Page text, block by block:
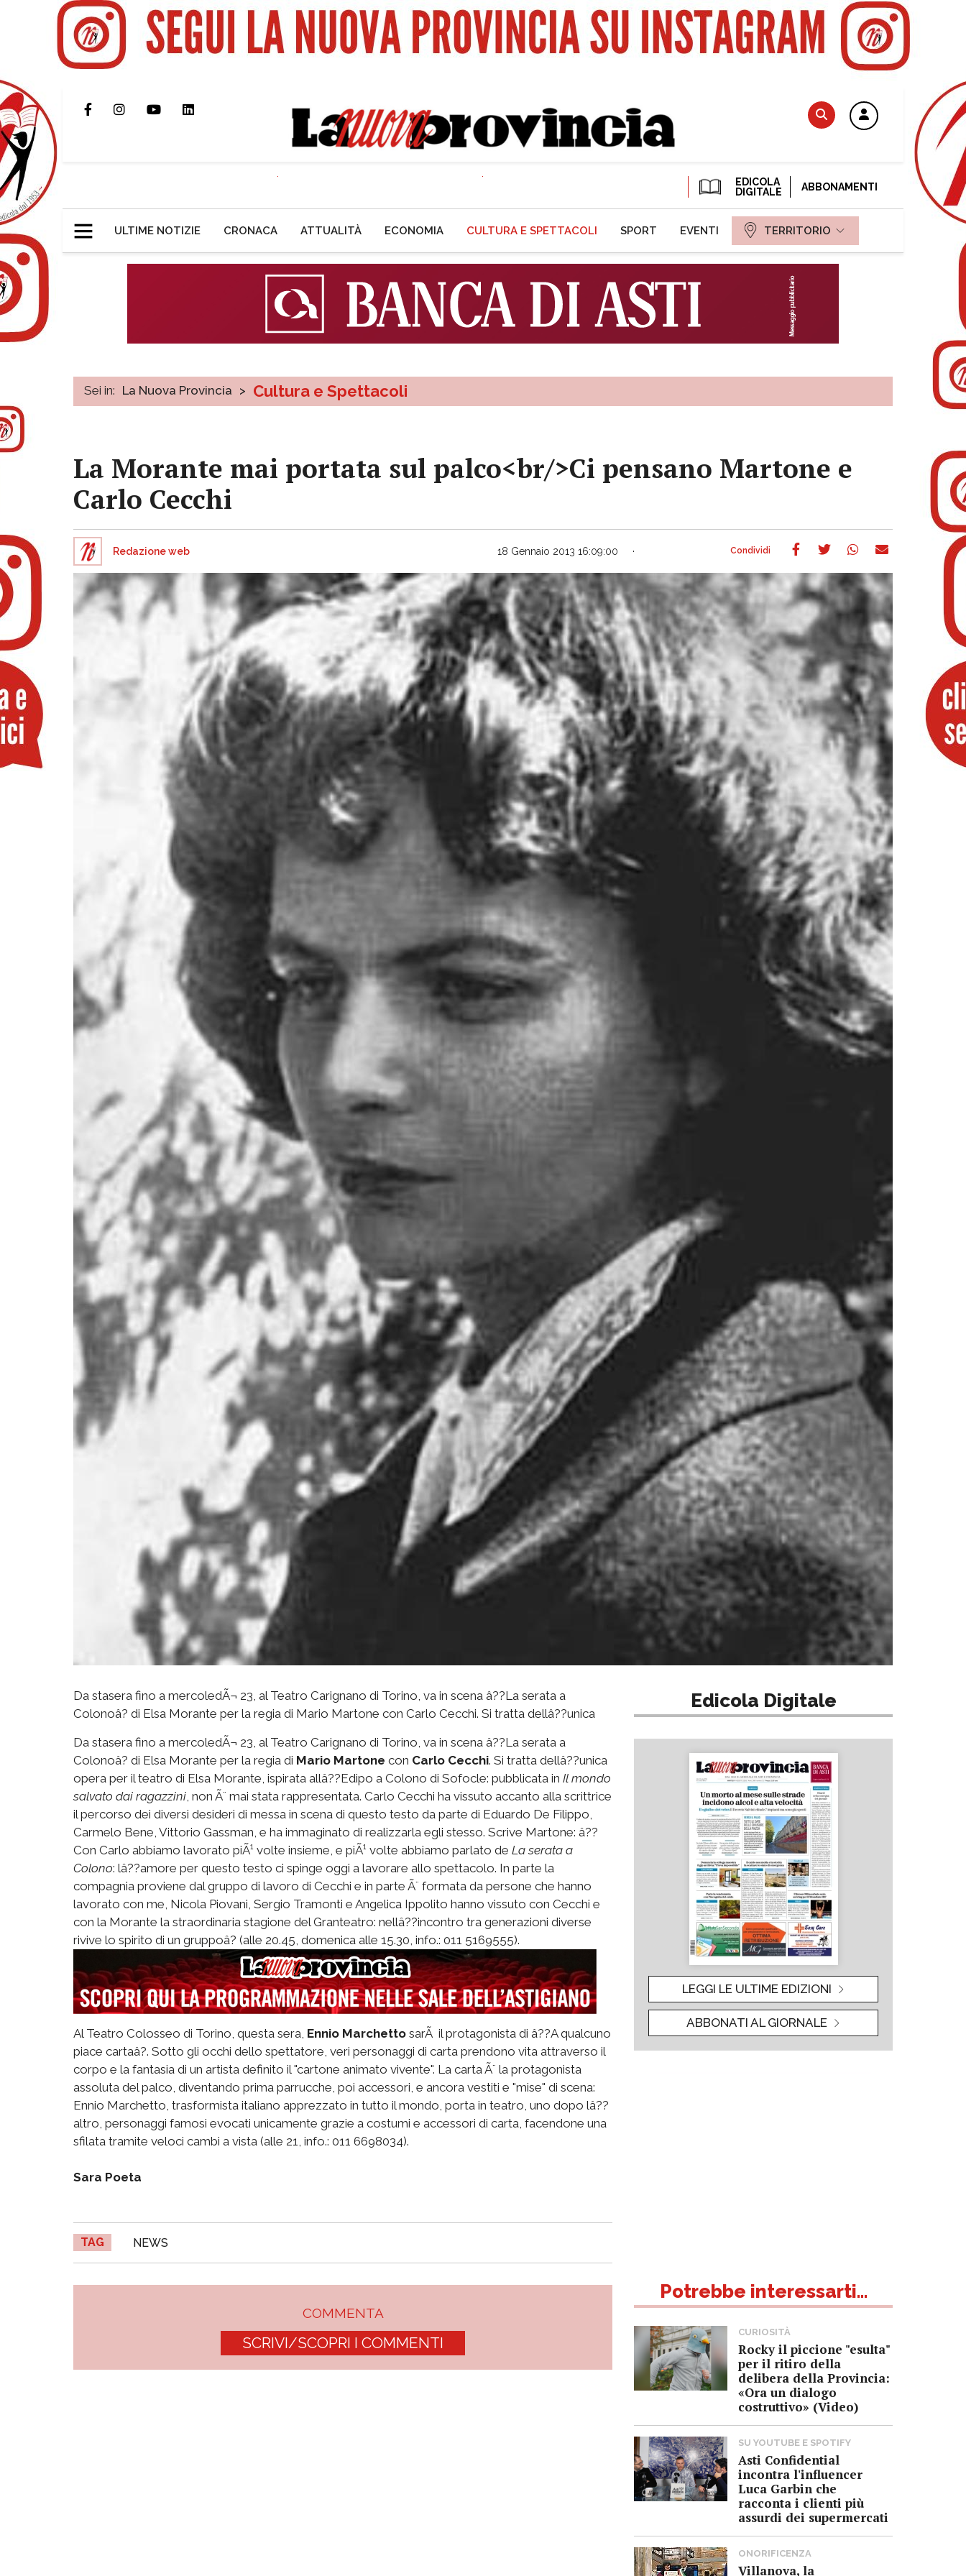
EDICOLA
DIGITALE
ABBONAMENTI
ULTIME NOTIZIE CRONACA ATTUALITÀ ECONOMIA CULTURA E SPETTACOLI SPORT EVENTI TERRITORIO
Sei in: La Nuova Provincia > Cultura e Spettacoli
La Morante mai portata sul palco<br/>Ci pensano Martone e
Carlo Cecchi
Redazione web 18 Gennaio 2013 16:09:00
Da stasera fino a mercoledÃ¬ 23, al Teatro Carignano di Torino, va in scena â??La serata a
Colonoâ? di Elsa Morante per la regia di Mario Martone con Carlo Cecchi. Si tratta dellâ??unica
Da stasera fino a mercoledÃ¬ 23, al Teatro Carignano di Torino, va in scena â??La serata a
Colonoâ? di Elsa Morante per la regia di Mario Martone con Carlo Cecchi. Si tratta dellâ??unica
opera per il teatro di Elsa Morante, ispirata allâ??Edipo a Colono di Sofocle: pubblicata in Il mondo
salvato dai ragazzini , non Ã¨ mai stata rappresentata. Carlo Cecchi ha vissuto accanto alla scrittrice
il percorso dei diversi desideri di messa in scena di questo testo da parte di Eduardo De Filippo,
Carmelo Bene, Vittorio Gassman, e ha immaginato di realizzarla egli stesso. Scrive Martone: â??
Con Carlo abbiamo lavorato piÃ¹ volte insieme, e piÃ¹ volte abbiamo parlato de La serata a
Colono: lâ??amore per questo testo ci spinge oggi a lavorare allo spettacolo. In parte la
compagnia proviene dal gruppo di lavoro di Cecchi e in parte Ã¨ formata da persone che hanno
lavorato con me, Nicola Piovani, Sergio Tramonti e Angelica Ippolito hanno vissuto con Cecchi e
con la Morante la straordinaria stagione del Granteatro: nellâ??incontro tra generazioni diverse
rivive lo spirito di un gruppoâ? (alle 20.45, domenica alle 15.30, info.: 011 5169555).
Al Teatro Colosseo di Torino, questa sera, Ennio Marchetto sarÃ il protagonista di â??A qualcuno
piace cartaâ?. Sotto gli occhi dello spettatore, veri personaggi di carta prendono vita attraverso il
corpo e la fantasia di un artista definito il "cartone animato vivente". La carta Ã¨ la protagonista
assoluta del palco, diventando prima parrucche, poi accessori, e ancora vestiti e "mise" di scena:
Ennio Marchetto, trasformista italiano apprezzato in tutto il mondo, porta in teatro, uno dopo lâ??
altro, personaggi famosi evocati unicamente grazie a costumi e accessori di carta, facendone una
sfilata tramite veloci cambi a vista (alle 21, info.: 011 6698034).
Sara Poeta
TAG NEWS
COMMENTA
SCRIVI/SCOPRI I COMMENTI
Edicola Digitale
LEGGI LE ULTIME EDIZIONI
ABBONATI AL GIORNALE
Potrebbe interessarti...
CURIOSITÀ
Rocky il piccione "esulta"
per il ritiro della
delibera della Provincia:
«Ora un dialogo
costruttivo» (Video)
SU YOUTUBE E SPOTIFY
Asti Confidential
incontra l'influencer
Luca Garbin che
racconta i clienti più
assurdi dei supermercati
ONORIFICENZA
Villanova, la